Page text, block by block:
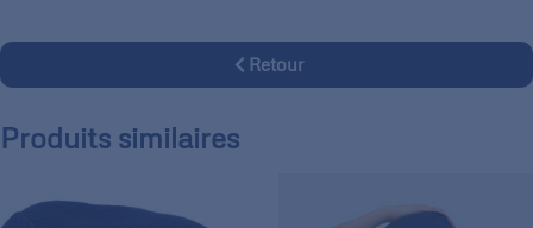
Retour
Produits similaires